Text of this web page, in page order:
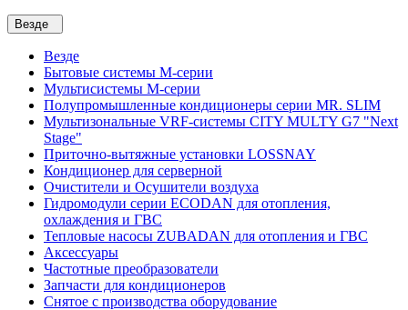
Везде
Везде
Бытовые системы M-серии
Мультисистемы M-серии
Полупромышленные кондиционеры серии MR. SLIM
Мультизональные VRF-системы CITY MULTY G7 "Next
Stage"
Приточно-вытяжные установки LOSSNAY
Кондиционер для серверной
Очистители и Осушители воздуха
Гидромодули серии ECODAN для отопления,
охлаждения и ГВС
Тепловые насосы ZUBADAN для отопления и ГВС
Аксесcуары
Частотные преобразователи
Запчасти для кондиционеров
Снятое с производства оборудование